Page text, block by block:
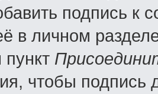
подпись к
в личном
чтобы подпись